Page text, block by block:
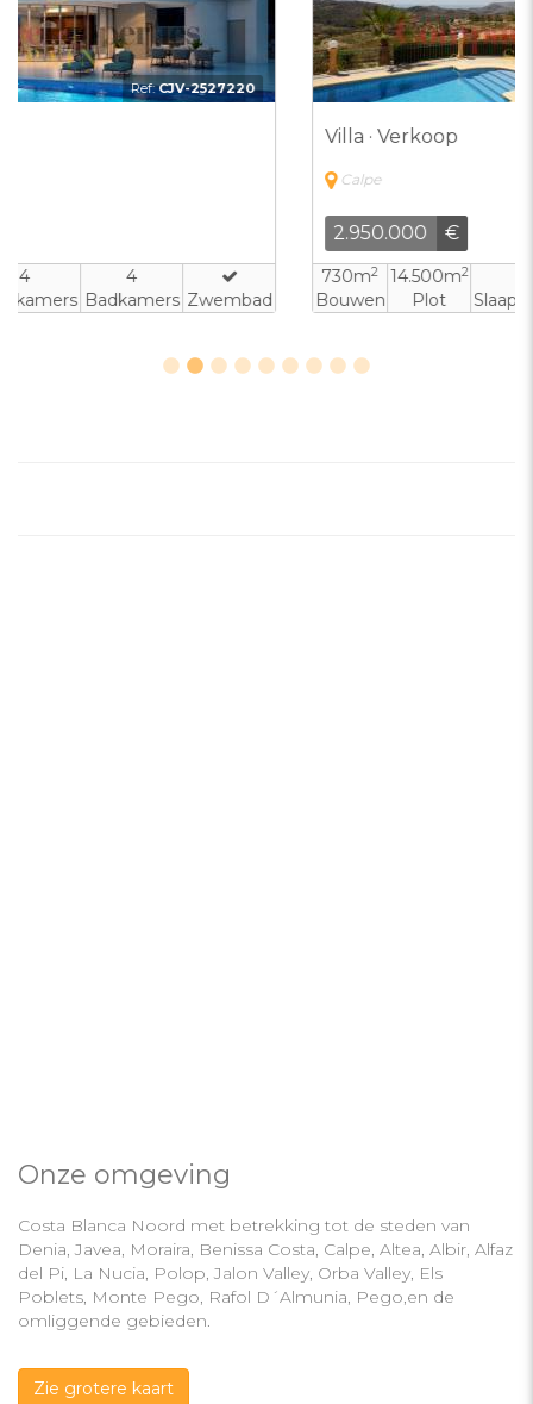
Ref:CJV-2982985
Bouwen
14.500m
Plot
Slaapkamers
4
Badkamers
Zwembad
Onze omgeving
Costa Blanca Noord met betrekking tot de steden van
Denia, Javea, Moraira, Benissa Costa, Calpe, Altea, Albir, Alfaz
del Pi, La Nucia, Polop, Jalon Valley, Orba Valley, Els
Poblets, Monte Pego, Rafol D´Almunia, Pego,en de
omliggende gebieden.
Zie grotere kaart